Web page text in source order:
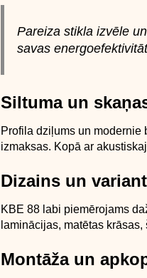
Pareiza stikla izvēle
savas
Siltuma un
Profila dziļums un
izmaksas. Kopā ar
Dizains un
KBE 88 labi piemērojams
laminācijas, matētas
Montāža un